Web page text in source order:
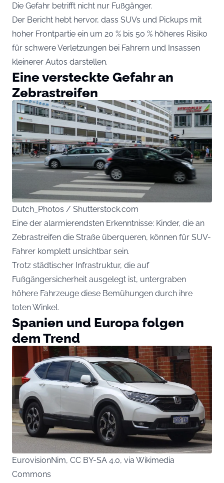
Die Gefahr betrifft nicht nur Fußgänger.
Der Bericht hebt hervor, dass SUVs und Pickups mit
hoher Frontpartie ein um 20 % bis 50 % höheres Risiko
für schwere Verletzungen bei Fahrern und Insassen
kleinerer Autos darstellen.
Eine versteckte Gefahr an
Zebrastreifen
Dutch_Photos / Shutterstock.com
Eine der alarmierendsten Erkenntnisse: Kinder, die an
Zebrastreifen die Straße überqueren, können für SUV-
Fahrer komplett unsichtbar sein.
Trotz städtischer Infrastruktur, die auf
Fußgängersicherheit ausgelegt ist, untergraben
höhere Fahrzeuge diese Bemühungen durch ihre
toten Winkel.
Spanien und Europa folgen
dem Trend
EurovisionNim, CC BY-SA 4.0, via Wikimedia
Commons